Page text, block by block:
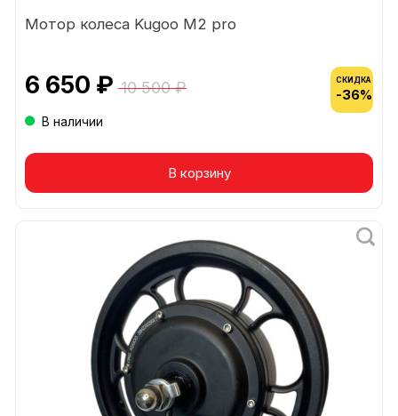
Мотор колеса Kugoo M2 pro
6 650 ₽ 10 500 ₽ СКИДКА
-36%
В наличии
В корзину